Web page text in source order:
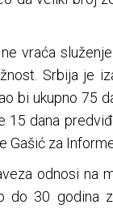
vraća
Srbija je
bi ukupno 75
15 dana
Gašić za
odnosi na
do 30 godina